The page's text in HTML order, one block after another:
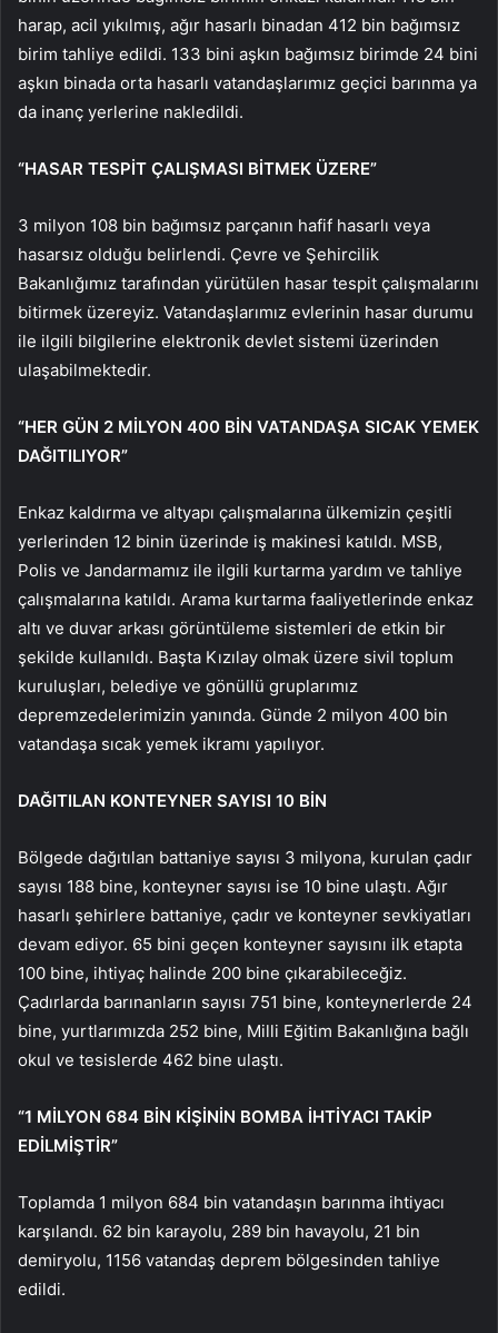
harap, acil yıkılmış, ağır hasarlı binadan 412 bin bağımsız
birim tahliye edildi. 133 bini aşkın bağımsız birimde 24 bini
aşkın binada orta hasarlı vatandaşlarımız geçici barınma ya
da inanç yerlerine nakledildi.
“HASAR TESPİT ÇALIŞMASI BİTMEK ÜZERE”
3 milyon 108 bin bağımsız parçanın hafif hasarlı veya
hasarsız olduğu belirlendi. Çevre ve Şehircilik
Bakanlığımız tarafından yürütülen hasar tespit çalışmalarını
bitirmek üzereyiz. Vatandaşlarımız evlerinin hasar durumu
ile ilgili bilgilerine elektronik devlet sistemi üzerinden
ulaşabilmektedir.
“HER GÜN 2 MİLYON 400 BİN VATANDAŞA SICAK YEMEK
DAĞITILIYOR”
Enkaz kaldırma ve altyapı çalışmalarına ülkemizin çeşitli
yerlerinden 12 binin üzerinde iş makinesi katıldı. MSB,
Polis ve Jandarmamız ile ilgili kurtarma yardım ve tahliye
çalışmalarına katıldı. Arama kurtarma faaliyetlerinde enkaz
altı ve duvar arkası görüntüleme sistemleri de etkin bir
şekilde kullanıldı. Başta Kızılay olmak üzere sivil toplum
kuruluşları, belediye ve gönüllü gruplarımız
depremzedelerimizin yanında. Günde 2 milyon 400 bin
vatandaşa sıcak yemek ikramı yapılıyor.
DAĞITILAN KONTEYNER SAYISI 10 BİN
Bölgede dağıtılan battaniye sayısı 3 milyona, kurulan çadır
sayısı 188 bine, konteyner sayısı ise 10 bine ulaştı. Ağır
hasarlı şehirlere battaniye, çadır ve konteyner sevkiyatları
devam ediyor. 65 bini geçen konteyner sayısını ilk etapta
100 bine, ihtiyaç halinde 200 bine çıkarabileceğiz.
Çadırlarda barınanların sayısı 751 bine, konteynerlerde 24
bine, yurtlarımızda 252 bine, Milli Eğitim Bakanlığına bağlı
okul ve tesislerde 462 bine ulaştı.
“1 MİLYON 684 BİN KİŞİNİN BOMBA İHTİYACI TAKİP
EDİLMİŞTİR”
Toplamda 1 milyon 684 bin vatandaşın barınma ihtiyacı
karşılandı. 62 bin karayolu, 289 bin havayolu, 21 bin
demiryolu, 1156 vatandaş deprem bölgesinden tahliye
edildi.